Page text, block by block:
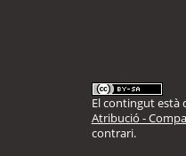
El contingut està
Atribució -
contrari.